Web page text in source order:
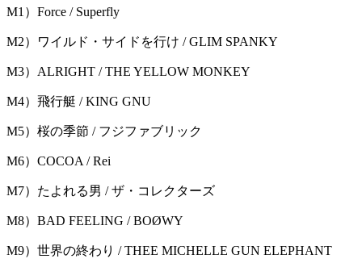
M1）Force / Superfly
M2）ワイルド・サイドを行け / GLIM SPANKY
M3）ALRIGHT / THE YELLOW MONKEY
M4）飛行艇 / KING GNU
M5）桜の季節 / フジファブリック
M6）COCOA / Rei
M7）たよれる男 / ザ・コレクターズ
M8）BAD FEELING / BOØWY
M9）世界の終わり / THEE MICHELLE GUN ELEPHANT